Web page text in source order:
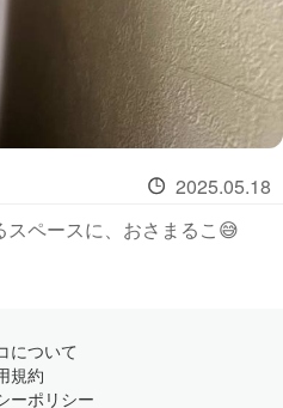
2025.05.18
ペースに、おさまるこ😅
について
規約
ーポリシー